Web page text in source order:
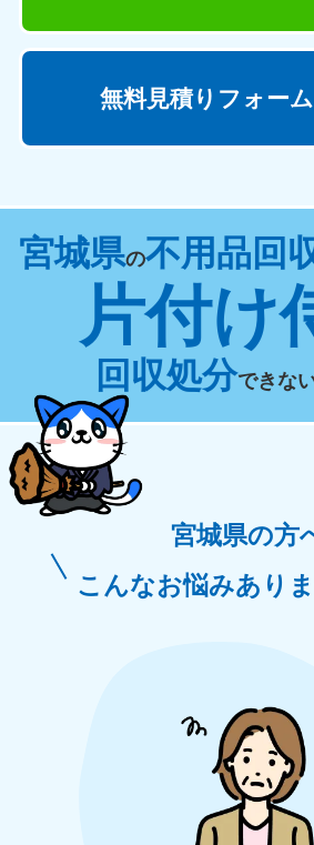
無料見積りフォー
宮城県の不用品回
片付け
回収処分できな
宮城県の方
こんなお悩みあり